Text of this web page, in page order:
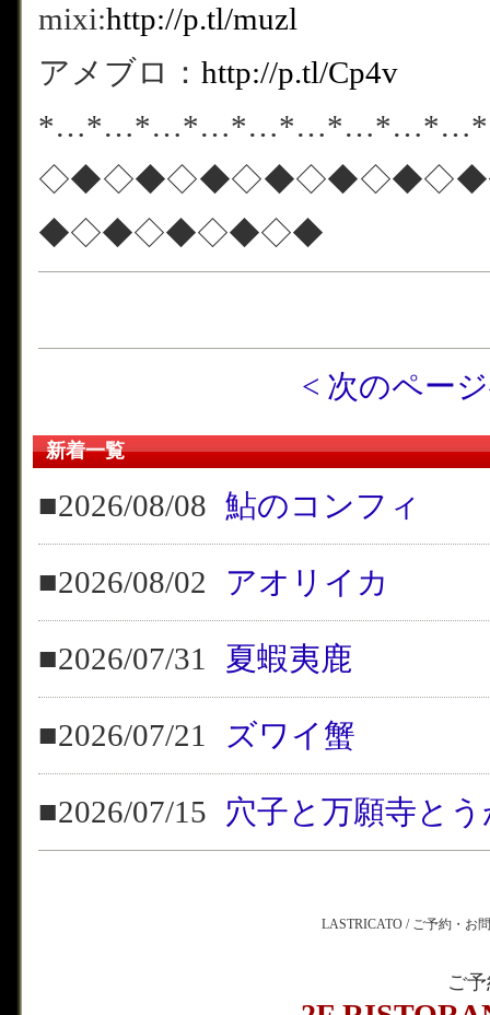
mixi:http://p.tl/muzl
アメブロ： http://p.tl/Cp4v
◆◇◆◇◆◇◆◇◆
< 次のペー
新着一覧
■2026/08/08 鮎のコンフィ
■2026/08/02 アオリイカ
■2026/07/31 夏蝦夷鹿
■2026/07/21 ズワイ蟹
■2026/07/15 穴子と万願寺と
LASTRICATO / ご予約・お
ご